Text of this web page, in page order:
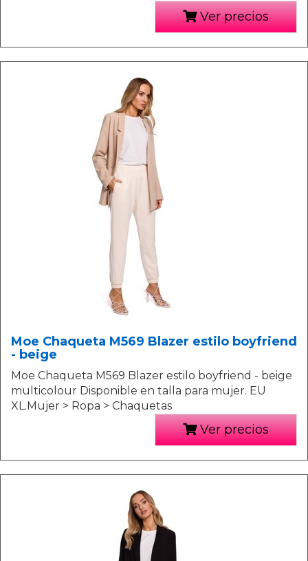
Ver precios
Moe Chaqueta M569 Blazer estilo boyfriend
- beige
Moe Chaqueta M569 Blazer estilo boyfriend - beige
multicolour Disponible en talla para mujer. EU
XL.Mujer > Ropa > Chaquetas
Ver precios